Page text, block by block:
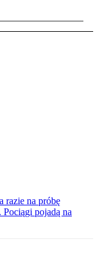
razie na próbę
pojadą na